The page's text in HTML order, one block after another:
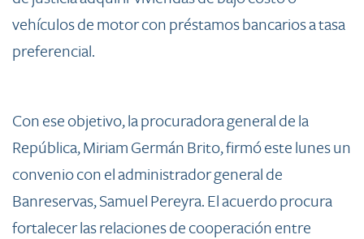
vehículos de motor con préstamos bancarios a tasa
preferencial.
Con ese objetivo, la procuradora general de la
República, Miriam Germán Brito, firmó este lunes un
convenio con el administrador general de
Banreservas, Samuel Pereyra. El acuerdo procura
fortalecer las relaciones de cooperación entre